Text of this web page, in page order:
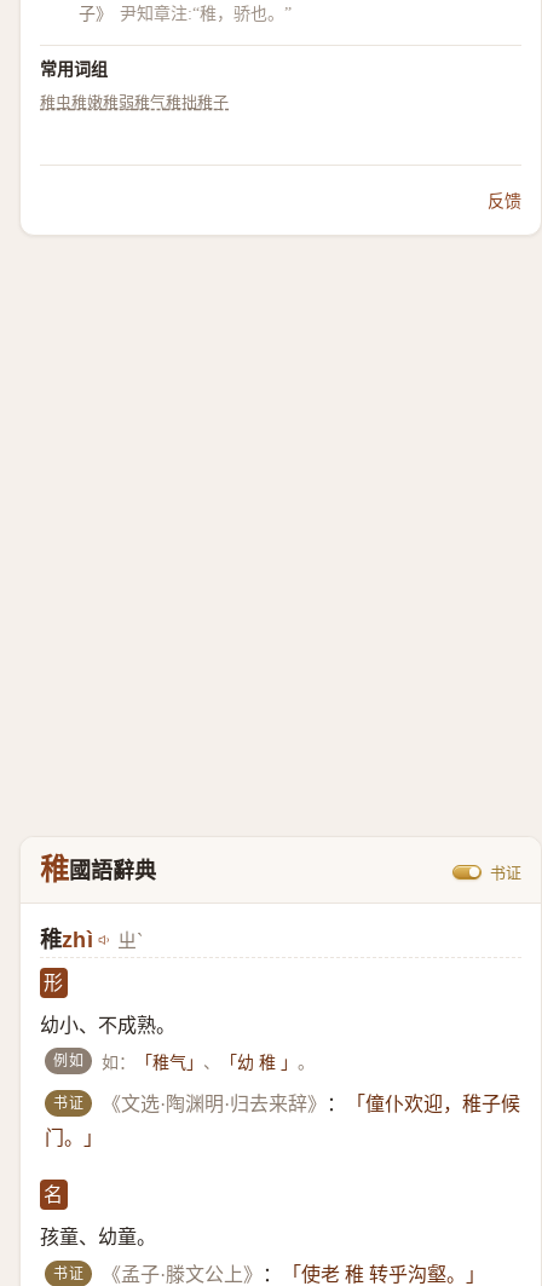
子》 尹知章注:“稚，骄也。”
常用词组
稚虫稚嫩稚弱稚气稚拙稚子
反馈
稚國語辭典 书证
稚zhì ㄓˋ
形
幼小、不成熟。
例如 如： 「稚气」 、 「幼 稚 」。
书证 《文选·陶渊明·归去来辞》 ：
「僮仆欢迎，稚子候
门。」
名
孩童、幼童。
书证 《孟子·滕文公上》 ：
「使老 稚 转乎沟壑。」